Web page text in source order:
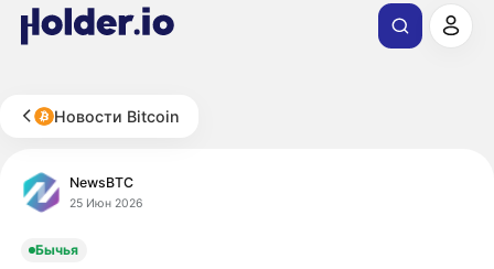
Новости Bitcoin
NewsBTC
25 Июн 2026
Бычья